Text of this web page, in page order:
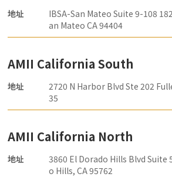
地址
IBSA-San Mateo Suite 9-108
an Mateo CA 94404
AMII California South
地址
2720 N Harbor Blvd Ste 202
35
AMII California North
地址
3860 El Dorado Hills Blvd Suite
o Hills, CA 95762